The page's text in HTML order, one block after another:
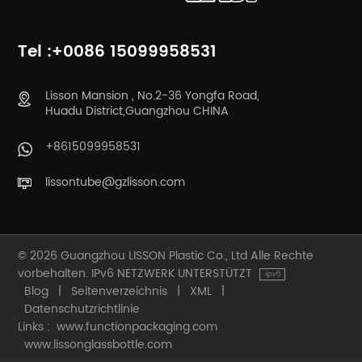
Tel :+0086 15099958531
Lisson Mansion , No.2-36 Yongfa Road,
Huadu District,Guangzhou CHINA
+8615099958531
lissontube@gzlisson.com
© 2026 Guangzhou LISSON Plastic Co., Ltd Alle Rechte
vorbehalten. IPv6 NETZWERK UNTERSTÜTZT
Blog | Seitenverzeichnis | XML |
Datenschutzrichtlinie
Links : www.functionpackaging.com
www.lissonglassbottle.com